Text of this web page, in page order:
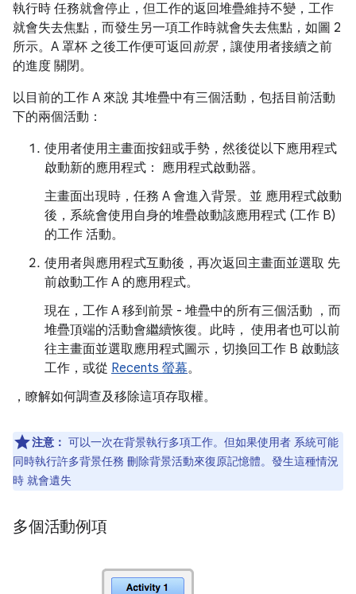
執行時 任務就會停止，但工作的返回堆疊維持不變，工作
就會失去焦點，而發生另一項工作時就會失去焦點，如圖 2
所示。A 罩杯 之後工作便可返回 前景，讓使用者接續之前
的進度 關閉。
以目前的工作 A 來說 其堆疊中有三個活動，包括目前活動
下的兩個活動：
使用者使用主畫面按鈕或手勢，然後從以下應用程式
啟動新的應用程式： 應用程式啟動器。
主畫面出現時，任務 A 會進入背景。並 應用程式啟動
後，系統會使用自身的堆疊啟動該應用程式 (工作 B)
的工作 活動。
使用者與應用程式互動後，再次返回主畫面並選取 先
前啟動工作 A 的應用程式。
現在，工作 A 移到前景 - 堆疊中的所有三個活動 ，而
堆疊頂端的活動會繼續恢復。此時， 使用者也可以前
往主畫面並選取應用程式圖示，切換回工作 B 啟動該
工作，或從 Recents 螢幕。
，瞭解如何調查及移除這項存取權。
注意： 可以一次在背景執行多項工作。但如果使用者 系統可能
同時執行許多背景任務 刪除背景活動來復原記憶體。發生這種情況
時 就會遺失
多個活動例項